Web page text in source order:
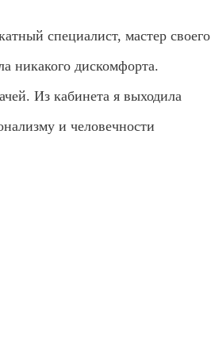
специалист, мастер своего
никакого дискомфорта.
Из кабинета я выходила
и человечности